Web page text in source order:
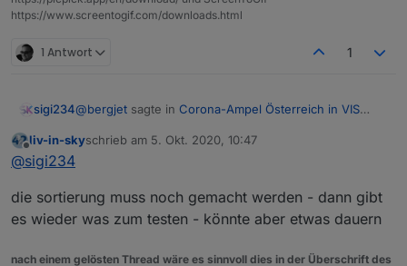
https://www.screentogif.com/downloads.html
1 Antwort 1
sigi234@bergjet sagte in Corona-Ampel Österreich in VIS
reicht eigentlich die Umgebung
Natürlich auch eine Möglichkeit.
Ich denke auch das Deutschland bald eine Ampel
Offline
liv-in-skyschrieb am 5. Okt. 2020, 10:47
zuletzt editiert von
@sigi234
die sortierung muss noch gemacht werden - dann gibt
es wieder was zum testen - könnte aber etwas dauern
nach einem gelösten Thread wäre es sinnvoll dies in der Überschrift des